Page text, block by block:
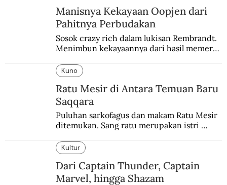
Manisnya Kekayaan Oopjen dari
Pahitnya Perbudakan
Sosok crazy rich dalam lukisan Rembrandt.
Menimbun kekayaannya dari hasil memeras
Kuno
Ratu Mesir di Antara Temuan Baru
Saqqara
Puluhan sarkofagus dan makam Ratu Mesir
ditemukan. Sang ratu merupakan istri
sebelumnya keberadaannya tak pernah
diketahui.
Kultur
Dari Captain Thunder, Captain
Marvel, hingga Shazam